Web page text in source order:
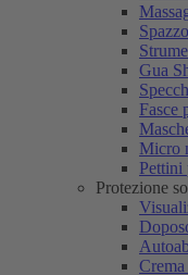
Gua
Fasce
Micro
Pettini
Protezione
Crema